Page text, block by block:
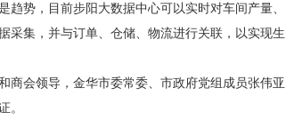
趋势，目前步阳大数据中心可以实时对车间产量、
采集，并与订单、仓储、物流进行关联，以实现生
商会领导，金华市委常委、市政府党组成员张伟亚
。